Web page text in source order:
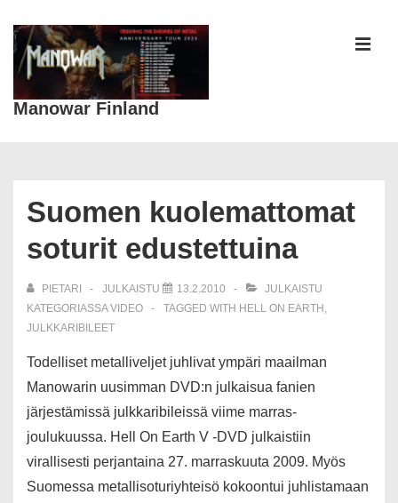
Siirry
pääsisältöön
Manowar Finland
Suomen kuolemattomat
soturit edustettuina
PIETARI JULKAISTU 13.2.2010
JULKAISTU
KATEGORIASSAVIDEO TAGGED WITH HELL ON EARTH ,
JULKKARIBILEET
Todelliset metalliveljet juhlivat ympäri maailman
Manowarin uusimman DVD:n julkaisua fanien
järjestämissä julkkaribileissä viime marras-
joulukuussa. Hell On Earth V -DVD julkaistiin
virallisesti perjantaina 27. marraskuuta 2009. Myös
Suomessa metallisoturiyhteisö kokoontui juhlistamaan